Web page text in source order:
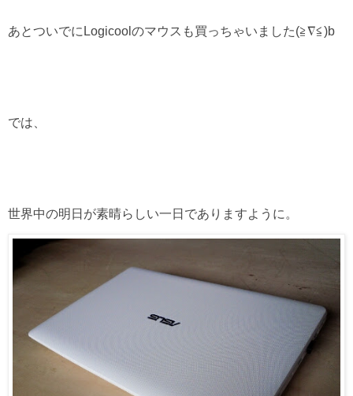
あとついでにLogicoolのマウスも買っちゃいました(≧∇≦)b
では、
世界中の明日が素晴らしい一日でありますように。